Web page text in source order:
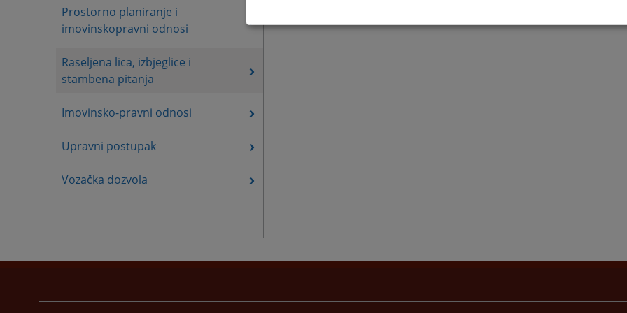
Prostorno planiranje i
imovinskopravni odnosi
Raseljena lica, izbjeglice i
stambena pitanja
Imovinsko-pravni odnosi
Upravni postupak
Vozačka dozvola